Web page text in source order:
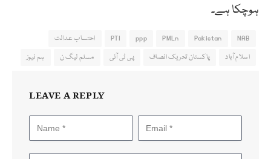
ہوچکا ہے۔
NAB
Pakistan
PMLn
ppp
PTI
احتساب عدالت
اسلام آباد
پاکستان تحریک انصاف پی ٹی آئی مسلم لیگ ن ہم نیوز
LEAVE A REPLY